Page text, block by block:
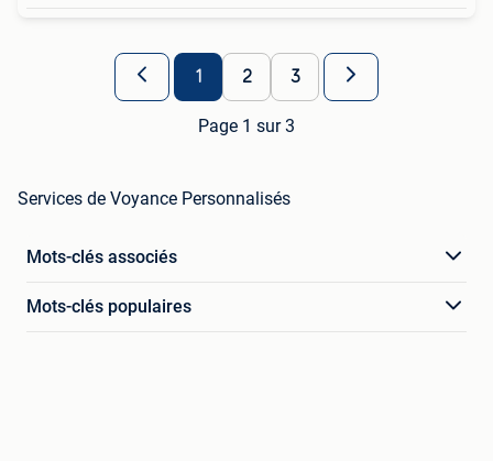
1 2 3
Page 1 sur 3
Services de Voyance Personnalisés
Mots-clés associés
Mots-clés populaires